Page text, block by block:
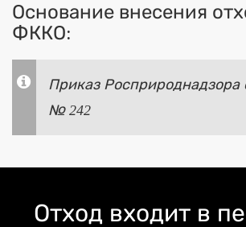
Основание внесения
ФККО:
Приказ Росприроднадзора
№ 242
Отход входит в